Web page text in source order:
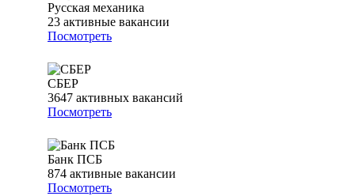
Русская механика
23 активные вакансии
Посмотреть
СБЕР
3647 активных вакансий
Посмотреть
Банк ПСБ
874 активные вакансии
Посмотреть